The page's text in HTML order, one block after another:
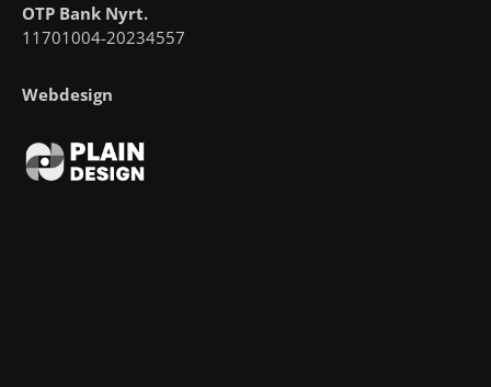
OTP Bank Nyrt.
11701004-20234557
Webdesign